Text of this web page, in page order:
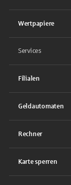
Wertpapiere
Services
Filialen
Geldautomaten
Rechner
Karte sperren